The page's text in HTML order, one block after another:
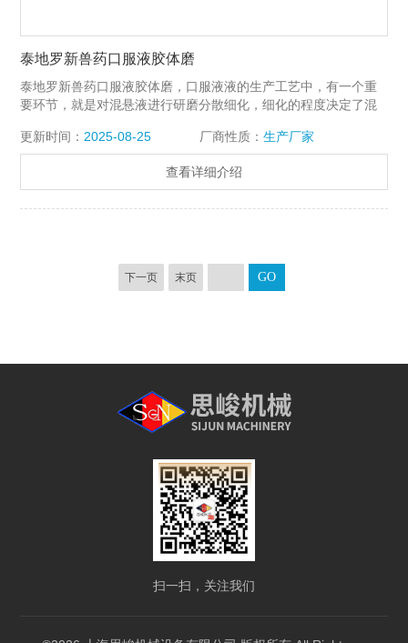
泰地罗新兽药口服液胶体磨
泰地罗新兽药口服液胶体磨，口服液液的生产工艺中，有一个重
要环节，就是对混悬液进行研磨分散细化，细化的程度决定了混
混悬液粒径细化至DN90≤5μm，并且粒径分布更窄，混悬液均匀
度更高，更有效的发挥药效。
更新时间： 2025-08-25 厂商性质： 生产厂家
查看详细介绍
下一页 末页
扫一扫，关注我们